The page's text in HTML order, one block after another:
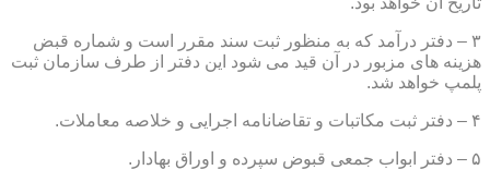
۳ – دفتر درآمد که به منظور ثبت سند مقرر است و شماره قبض
هزینه های مزبور در آن قید می شود این دفتر از طرف سازمان ثبت
پلمپ خواهد شد.
۴ – دفتر ثبت مکاتبات و تقاضانامه اجرایی و خلاصه معاملات.
۵ – دفتر ابواب جمعی قبوض سپرده و اوراق بهادار.